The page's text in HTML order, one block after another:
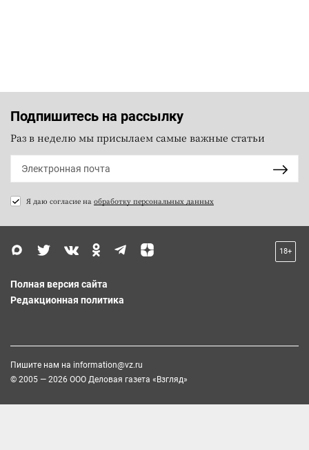
Подпишитесь на рассылку
Раз в неделю мы присылаем самые важные статьи
Я даю согласие на обработку персональных данных
18+
Полная версия сайта
Редакционная политика
Пишите нам на information@vz.ru
© 2005 — 2026 ООО Деловая газета «Взгляд»